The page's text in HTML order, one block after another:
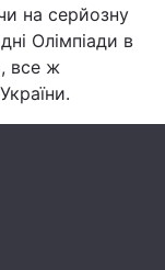
на серйозну
Олімпіади в
все ж